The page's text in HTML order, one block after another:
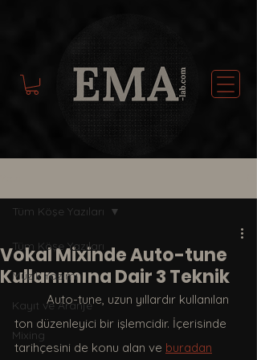
Tüm Köşe Yazıları
Müzik Yazımı
Kayıt ve Aranje
Mixing
Tüm Köşe Yazıları
Vokal Mixinde Auto-tune
Kullanımına Dair 3 Teknik
	Auto-tune, uzun yıllardır kullanılan
ton düzenleyici bir işlemcidir. İçerisinde
tarihçesini de konu alan ve buradan